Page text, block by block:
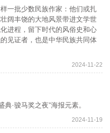
批少数民族作家：他们或扎
阔丰饶的大地风景带进文学世
进程，留下时代的风俗史和心
见证者，也是中华民族共同体
2024-11-22
·骏马奖之夜”海报元素。
2024-11-19